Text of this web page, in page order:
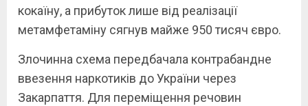
кокаїну, а прибуток лише від реалізації
метамфетаміну сягнув майже 950 тисяч євро.
Злочинна схема передбачала контрабандне
ввезення наркотиків до України через
Закарпаття. Для переміщення речовин